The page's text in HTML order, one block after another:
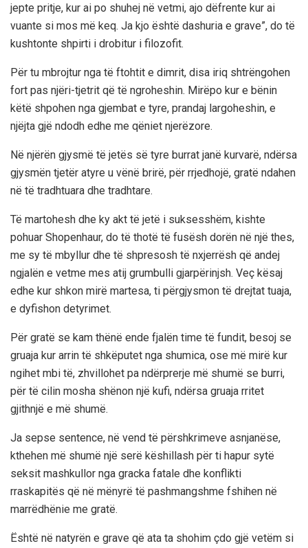
jepte pritje, kur ai po shuhej në vetmi, ajo dëfrente kur ai
vuante si mos më keq. Ja kjo është dashuria e grave”, do të
kushtonte shpirti i drobitur i filozofit.
Për tu mbrojtur nga të ftohtit e dimrit, disa iriq shtrëngohen
fort pas njëri-tjetrit që të ngroheshin. Mirëpo kur e bënin
këtë shpohen nga gjembat e tyre, prandaj largoheshin, e
njëjta gjë ndodh edhe me qëniet njerëzore.
Në njërën gjysmë të jetës së tyre burrat janë kurvarë, ndërsa
gjysmën tjetër atyre u vënë brirë, për rrjedhojë, gratë ndahen
në të tradhtuara dhe tradhtare.
Të martohesh dhe ky akt të jetë i suksesshëm, kishte
pohuar Shopenhaur, do të thotë të fusësh dorën në një thes,
me sy të mbyllur dhe të shpresosh të nxjerrësh që andej
ngjalën e vetme mes atij grumbulli gjarpërinjsh. Veç kësaj
edhe kur shkon mirë martesa, ti përgjysmon të drejtat tuaja,
e dyfishon detyrimet.
Për gratë se kam thënë ende fjalën time të fundit, besoj se
gruaja kur arrin të shkëputet nga shumica, ose më mirë kur
ngihet mbi të, zhvillohet pa ndërprerje më shumë se burri,
për të cilin mosha shënon një kufi, ndërsa gruaja rritet
gjithnjë e më shumë.
Ja sepse sentence, në vend të përshkrimeve asnjanëse,
kthehen më shumë një serë këshillash për ti hapur sytë
seksit mashkullor nga gracka fatale dhe konflikti
rraskapitës që në mënyrë të pashmangshme fshihen në
marrëdhënie me gratë.
Është në natyrën e grave që ata ta shohim çdo gjë vetëm si